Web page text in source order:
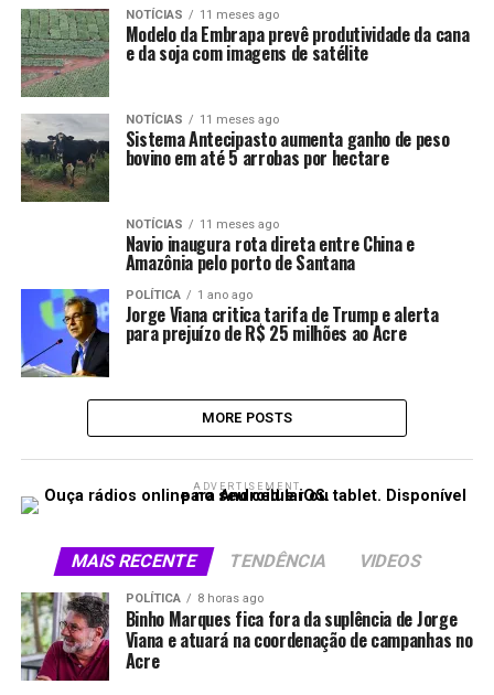
NOTÍCIAS 11 meses ago
Modelo da Embrapa prevê produtividade da cana
e da soja com imagens de satélite
NOTÍCIAS 11 meses ago
Sistema Antecipasto aumenta ganho de peso
bovino em até 5 arrobas por hectare
NOTÍCIAS 11 meses ago
Navio inaugura rota direta entre China e
Amazônia pelo porto de Santana
POLÍTICA 1 ano ago
Jorge Viana critica tarifa de Trump e alerta
para prejuízo de R$ 25 milhões ao Acre
MORE POSTS
ADVERTISEMENT
MAIS RECENTE TENDÊNCIA VIDEOS
POLÍTICA 8 horas ago
Binho Marques fica fora da suplência de Jorge
Viana e atuará na coordenação de campanhas no
Acre